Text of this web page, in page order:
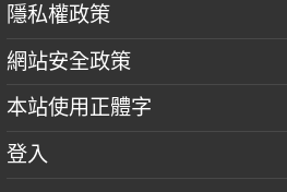
隱私權政策
網站安全政策
本站使用正體字
登入